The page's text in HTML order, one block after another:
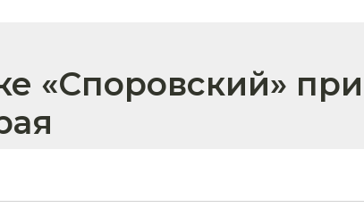
«Споровский»